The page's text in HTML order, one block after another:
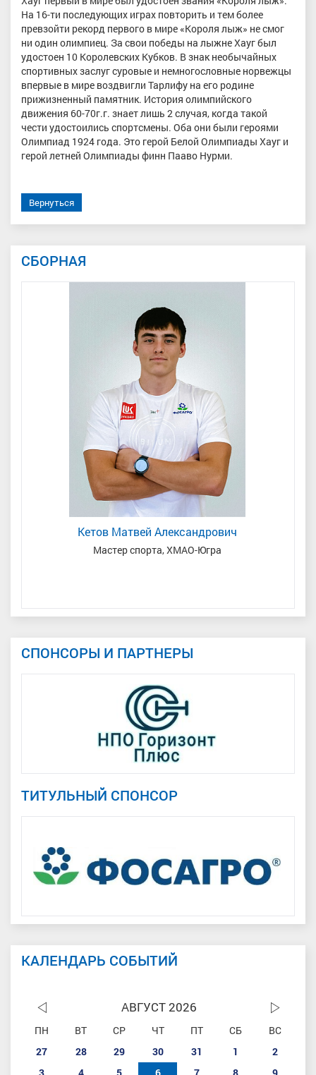
На 16-ти последующих играх повторить и тем более
превзойти рекорд первого в мире «Короля лыж» не смог
ни один олимпиец. За свои победы на лыжне Хауг был
удостоен 10 Королевских Кубков. В знак необычайных
спортивных заслуг суровые и немногословные норвежцы
впервые в мире воздвигли Тарлифу на его родине
прижизненный памятник. История олимпийского
движения 60-70г.г. знает лишь 2 случая, когда такой
чести удостоились спортсмены. Оба они были героями
Олимпиад 1924 года. Это герой Белой Олимпиады Хауг и
герой летней Олимпиады финн Пааво Нурми.
Вернуться
СБОРНАЯ
Кетов Матвей Александрович
Мастер спорта, ХМАО-Югра
СПОНСОРЫ И ПАРТНЕРЫ
ТИТУЛЬНЫЙ СПОНСОР
КАЛЕНДАРЬ СОБЫТИЙ
АВГУСТ 2026
ПН ВТ СР ЧТ ПТ СБ
ВС
27
28 29 30 31 1
2